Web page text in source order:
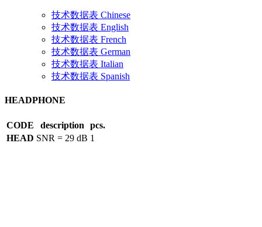
技术数据表 Chinese
技术数据表 English
技术数据表 French
技术数据表 German
技术数据表 Italian
技术数据表 Spanish
HEADPHONE
CODE description
pcs.
HEAD SNR = 29 dB 1